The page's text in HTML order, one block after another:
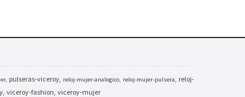
pulseras-viceroy reloj-mujer-analogico reloj-mujer-pulsera
reloj-
viceroy-fashion viceroy-mujer